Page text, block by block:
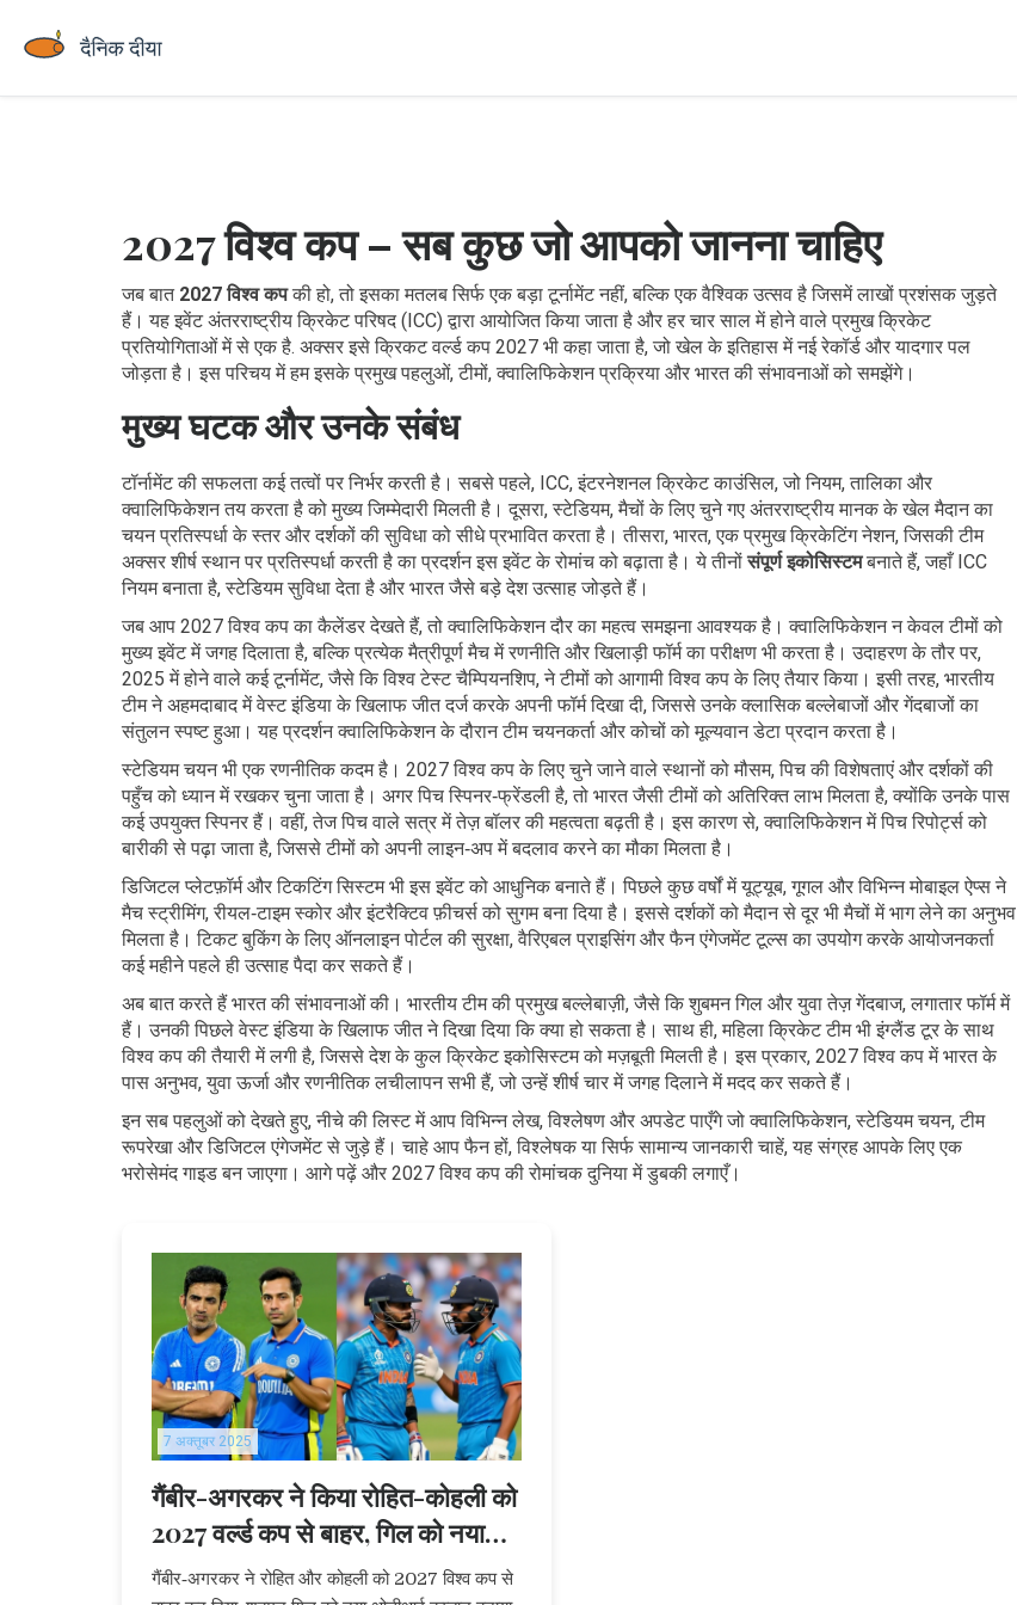
2027 विश्व कप – सब कुछ जो आपको जानना चाहिए
जब बात 2027 विश्व कपकी हो, तो इसका मतलब सिर्फ एक बड़ा टूर्नामेंट नहीं, बल्कि एक वैश्विक उत्सव है जिसमें लाखों प्रशंसक जुड़ते
हैं। यह इवेंटअंतरराष्ट्रीय क्रिकेट परिषद (ICC) द्वारा आयोजित किया जाता है और हर चार साल में होने वाले प्रमुख क्रिकेट
प्रतियोगिताओं में से एक है. अक्सर इसेक्रिकट वर्ल्ड कप 2027 भी कहा जाता है, जो खेल के इतिहास में नई रेकॉर्ड और यादगार पल
जोड़ता है। इस परिचय में हम इसके प्रमुख पहलुओं, टीमों, क्वालिफिकेशन प्रक्रिया और भारत की संभावनाओं को समझेंगे।
मुख्य घटक और उनके संबंध
टॉर्नामेंट की सफलता कई तत्वों पर निर्भर करती है। सबसे पहले, ICC,इंटरनेशनल क्रिकेट काउंसिल, जो नियम, तालिका और
क्वालिफिकेशन तय करता हैको मुख्य जिम्मेदारी मिलती है। दूसरा,स्टेडियम,मैचों के लिए चुने गए अंतरराष्ट्रीय मानक के खेल मैदानका
चयन प्रतिस्पर्धा के स्तर और दर्शकों की सुविधा को सीधे प्रभावित करता है। तीसरा, भारत,एक प्रमुख क्रिकेटिंग नेशन, जिसकी टीम
अक्सर शीर्ष स्थान पर प्रतिस्पर्धा करती हैका प्रदर्शन इस इवेंट के रोमांच को बढ़ाता है। ये तीनोंसंपूर्ण इकोसिस्टमबनाते हैं, जहाँ ICC
नियम बनाता है, स्टेडियम सुविधा देता है और भारत जैसे बड़े देश उत्साह जोड़ते हैं।
जब आप 2027 विश्व कप का कैलेंडर देखते हैं, तो क्वालिफिकेशन दौर का महत्व समझना आवश्यक है। क्वालिफिकेशन न केवल टीमों को
मुख्य इवेंट में जगह दिलाता है, बल्कि प्रत्येक मैत्रीपूर्ण मैच में रणनीति और खिलाड़ी फॉर्म का परीक्षण भी करता है। उदाहरण के तौर पर,
2025 में होने वाले कई टूर्नामेंट, जैसे कि विश्व टेस्ट चैम्पियनशिप, ने टीमों को आगामी विश्व कप के लिए तैयार किया। इसी तरह, भारतीय
टीम ने अहमदाबाद में वेस्ट इंडिया के खिलाफ जीत दर्ज करके अपनी फॉर्म दिखा दी, जिससे उनके क्लासिक बल्लेबाजों और गेंदबाजों का
संतुलन स्पष्ट हुआ। यह प्रदर्शन क्वालिफिकेशन के दौरान टीम चयनकर्ता और कोचों को मूल्यवान डेटा प्रदान करता है।
स्टेडियम चयन भी एक रणनीतिक कदम है। 2027 विश्व कप के लिए चुने जाने वाले स्थानों को मौसम, पिच की विशेषताएं और दर्शकों की
पहुँच को ध्यान में रखकर चुना जाता है। अगर पिच स्पिनर‑फ्रेंडली है, तो भारत जैसी टीमों को अतिरिक्त लाभ मिलता है, क्योंकि उनके पास
कई उपयुक्त स्पिनर हैं। वहीं, तेज पिच वाले सत्र में तेज़ बॉलर की महत्वता बढ़ती है। इस कारण से, क्वालिफिकेशन में पिच रिपोर्ट्स को
बारीकी से पढ़ा जाता है, जिससे टीमों को अपनी लाइन‑अप में बदलाव करने का मौका मिलता है।
डिजिटल प्लेटफ़ॉर्म और टिकटिंग सिस्टम भी इस इवेंट को आधुनिक बनाते हैं। पिछले कुछ वर्षों में यूट्यूब, गूगल और विभिन्न मोबाइल ऐप्स ने
मैच स्ट्रीमिंग, रीयल‑टाइम स्कोर और इंटरैक्टिव फ़ीचर्स को सुगम बना दिया है। इससे दर्शकों को मैदान से दूर भी मैचों में भाग लेने का अनुभव
मिलता है। टिकट बुकिंग के लिए ऑनलाइन पोर्टल की सुरक्षा, वैरिएबल प्राइसिंग और फैन एंगेजमेंट टूल्स का उपयोग करके आयोजनकर्ता
कई महीने पहले ही उत्साह पैदा कर सकते हैं।
अब बात करते हैं भारत की संभावनाओं की। भारतीय टीम की प्रमुख बल्लेबाज़ी, जैसे कि शुबमन गिल और युवा तेज़ गेंदबाज, लगातार फॉर्म में
हैं। उनकी पिछले वेस्ट इंडिया के खिलाफ जीत ने दिखा दिया कि क्या हो सकता है। साथ ही, महिला क्रिकेट टीम भी इंग्लैंड टूर के साथ
विश्व कप की तैयारी में लगी है, जिससे देश के कुल क्रिकेट इकोसिस्टम को मज़बूती मिलती है। इस प्रकार, 2027 विश्व कप में भारत के
पास अनुभव, युवा ऊर्जा और रणनीतिक लचीलापन सभी हैं, जो उन्हें शीर्ष चार में जगह दिलाने में मदद कर सकते हैं।
इन सब पहलुओं को देखते हुए, नीचे की लिस्ट में आप विभिन्न लेख, विश्लेषण और अपडेट पाएँगे जो क्वालिफिकेशन, स्टेडियम चयन, टीम
रूपरेखा और डिजिटल एंगेजमेंट से जुड़े हैं। चाहे आप फैन हों, विश्लेषक या सिर्फ सामान्य जानकारी चाहें, यह संग्रह आपके लिए एक
भरोसेमंद गाइड बन जाएगा। आगे पढ़ें और 2027 विश्व कप की रोमांचक दुनिया में डुबकी लगाएँ।
7 अक्तूबर 2025
गैंबीर-अगरकर ने किया रोहित-कोहली को
2027 वर्ल्ड कप से बाहर, गिल को नया
ओडीआई कप्तान
गैंबीर‑अगरकर ने रोहित और कोहली को 2027 विश्व कप से